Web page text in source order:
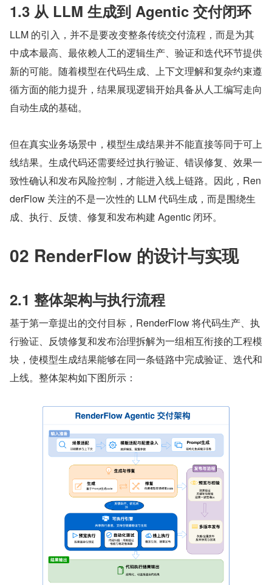
1.3 从 LLM 生成到 Agentic 交付闭环
LLM 的引入，并不是要改变整条传统交付流程，而是为其
中成本最高、最依赖人工的逻辑生产、验证和迭代环节提供
新的可能。随着模型在代码生成、上下文理解和复杂约束遵
循方面的能力提升，结果展现逻辑开始具备从人工编写走向
自动生成的基础。
但在真实业务场景中，模型生成结果并不能直接等同于可上
线结果。生成代码还需要经过执行验证、错误修复、效果一
致性确认和发布风险控制，才能进入线上链路。因此，Ren
derFlow 关注的不是一次性的 LLM 代码生成，而是围绕生
成、执行、反馈、修复和发布构建 Agentic 闭环。
02 RenderFlow 的设计与实现
2.1 整体架构与执行流程
基于第一章提出的交付目标，RenderFlow 将代码生产、执
行验证、反馈修复和发布治理拆解为一组相互衔接的工程模
块，使模型生成结果能够在同一条链路中完成验证、迭代和
上线。整体架构如下图所示：